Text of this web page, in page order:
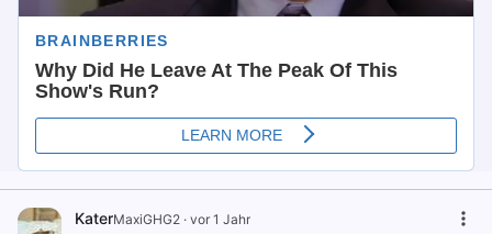
KaterMaxiGHG2 · vor 1 Jahr